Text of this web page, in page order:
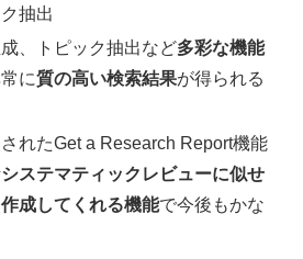
抽出
、トピック抽出など多彩な機能
に質の高い検索結果が得られる
れたGet a Research Report機能
ステマティックレビューに似せ
成してくれる機能で今後もかな